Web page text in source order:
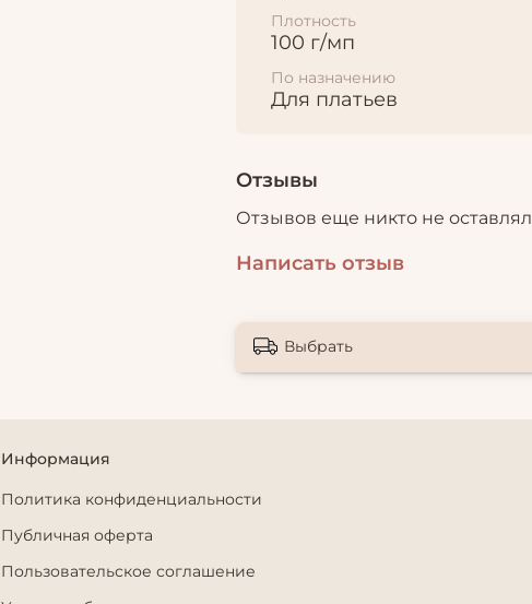
Плотность
100 г/мп
По назначению
Для платьев
Отзывы
Отзывов еще никто не оставлял
Написать отзыв
Выбрать
Информация
Политика конфиденциальности
Публичная оферта
Пользовательское соглашение